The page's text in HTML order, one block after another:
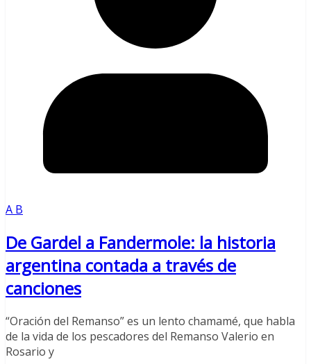
A B
De Gardel a Fandermole: la historia
argentina contada a través de
canciones
“Oración del Remanso” es un lento chamamé, que habla
de la vida de los pescadores del Remanso Valerio en
Rosario y